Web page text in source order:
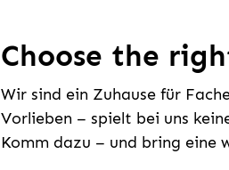
Choose the
Wir sind ein Zuhause für
Vorlieben – spielt bei uns
Komm dazu – und bring eine